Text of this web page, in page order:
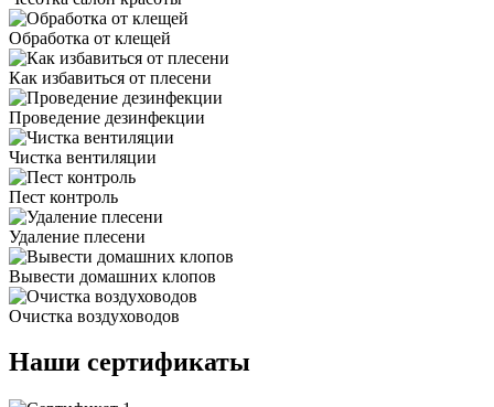
Обработка от клещей
Как избавиться от плесени
Проведение дезинфекции
Чистка вентиляции
Пест контроль
Удаление плесени
Вывести домашних клопов
Очистка воздуховодов
Наши сертификаты